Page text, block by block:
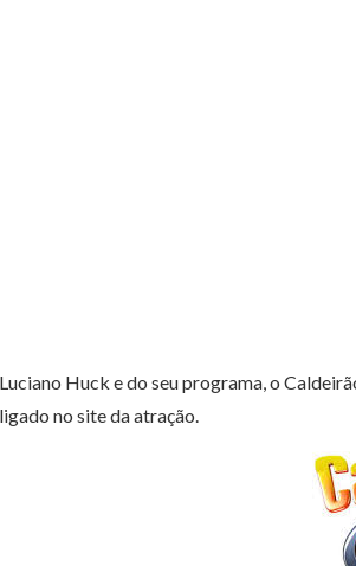
Luciano Huck e do seu programa, o
ligado no site da atração.